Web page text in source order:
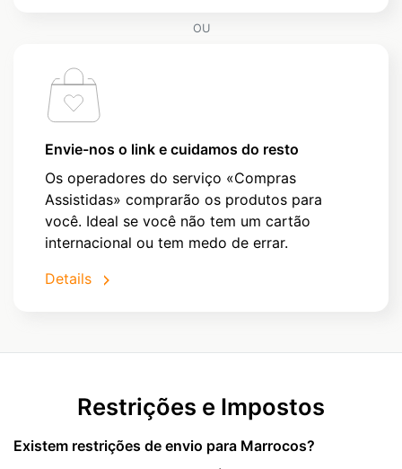
OU
Envie-nos o link e cuidamos do resto
Os operadores do serviço «Compras
Assistidas» comprarão os produtos para
você. Ideal se você não tem um cartão
internacional ou tem medo de errar.
Details
Restrições e Impostos
Existem restrições de envio para Marrocos?